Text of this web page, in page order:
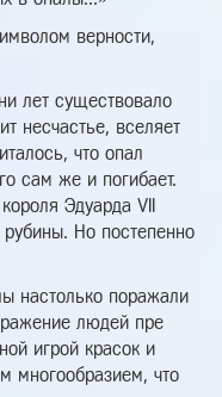
верности,
лет существовало
несчастье, вселяет
что опал
сам же и погибает.
Эдуарда VII
Но постепенно
настолько поражали
людей пре
игрой красок и
многообразием, что